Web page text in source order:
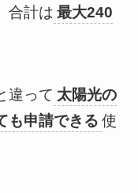
合計は 最大240
違って 太陽光の
も申請できる 使